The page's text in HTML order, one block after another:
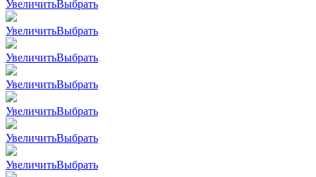
УвеличитьВыбрать
УвеличитьВыбрать
УвеличитьВыбрать
УвеличитьВыбрать
УвеличитьВыбрать
УвеличитьВыбрать
УвеличитьВыбрать